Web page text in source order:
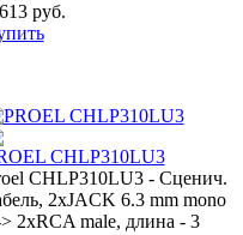
руб.
CHLP310LU3
CHLP310LU3 - Сценич.
2xJACK 6.3 mm mono
2хRCA male, длина - 3